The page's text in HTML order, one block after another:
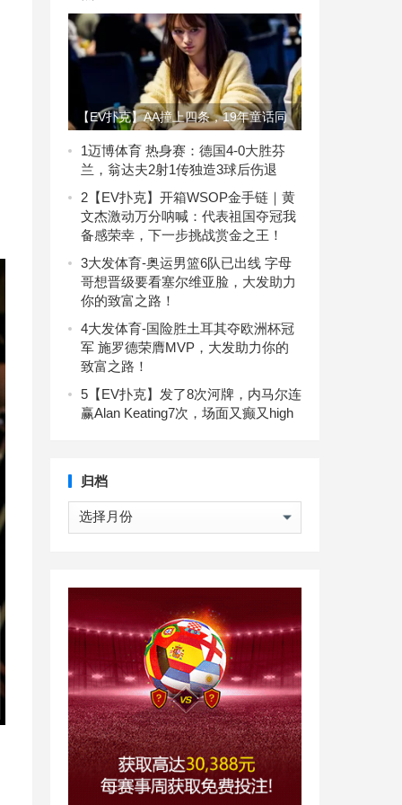
【EV扑克】AA撞上四条，19年童话同
日落幕：两位WSOP冠军悲情告别
WSOPE主赛
1迈博体育 热身赛：德国4-0大胜芬
兰，翁达夫2射1传独造3球后伤退
2 【EV扑克】开箱WSOP金手链｜黄
文杰激动万分呐喊：代表祖国夺冠我
备感荣幸，下一步挑战赏金之王！
3大发体育-奥运男篮6队已出线 字母
哥想晋级要看塞尔维亚脸，大发助力
你的致富之路！
4大发体育-国险胜土耳其夺欧洲杯冠
军 施罗德荣膺MVP，大发助力你的
致富之路！
5 【EV扑克】发了8次河牌，内马尔连
赢Alan Keating7次，场面又癫又high
归档
归